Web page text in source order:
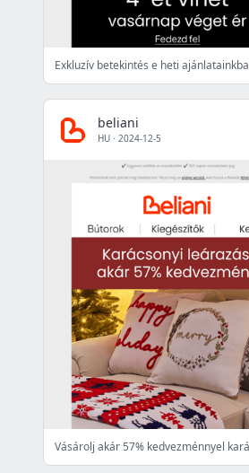
Exkluzív betekintés e heti ajánlatainkba
beliani
HU · 2024-12-5